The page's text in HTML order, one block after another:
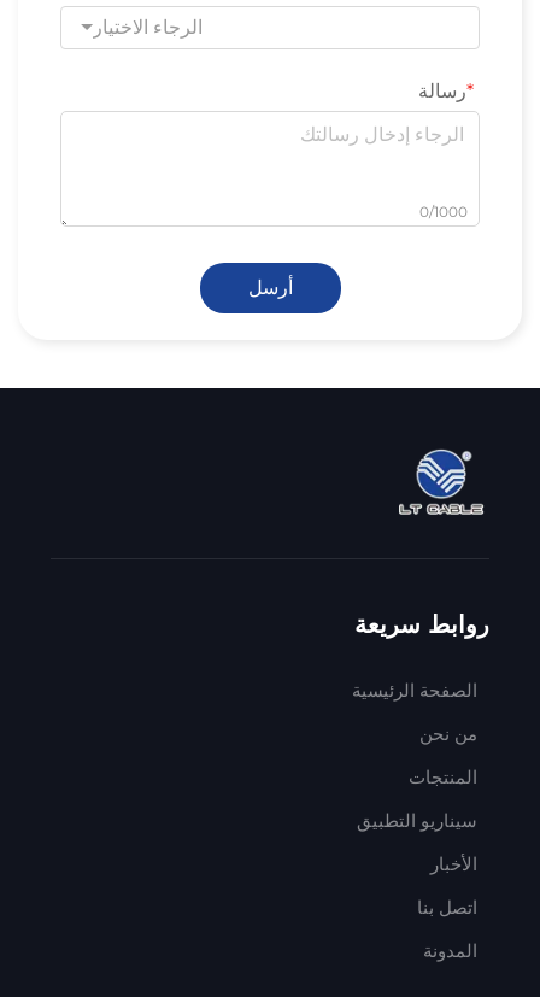
الرجاء الاختيار
رسالة
0/1000
أرسل
روابط سريعة
الصفحة الرئيسية
من نحن
المنتجات
سيناريو التطبيق
الأخبار
اتصل بنا
المدونة